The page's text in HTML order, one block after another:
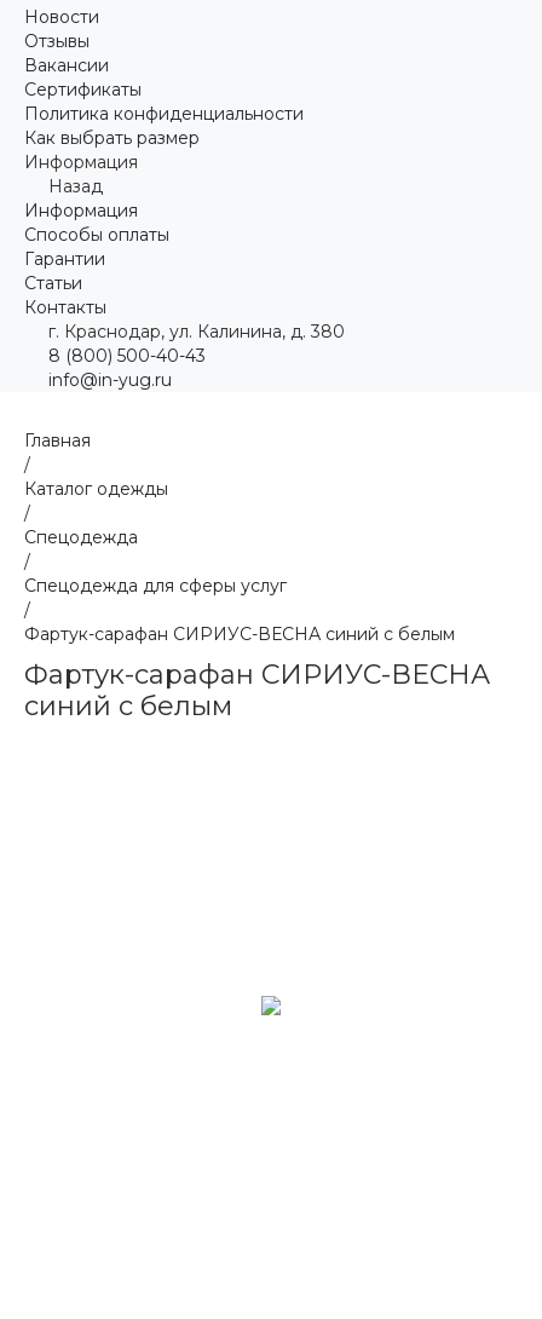
Новости
Отзывы
Вакансии
Сертификаты
Политика конфиденциальности
Как выбрать размер
Информация
Назад
Информация
Способы оплаты
Гарантии
Статьи
Контакты
г. Краснодар, ул. Калинина, д. 380
8 (800) 500-40-43
info@in-yug.ru
Главная
/
Каталог одежды
/
Спецодежда
/
Спецодежда для сферы услуг
/
Фартук-сарафан СИРИУС-ВЕСНА синий с белым
Фартук-сарафан СИРИУС-ВЕСНА
синий с белым